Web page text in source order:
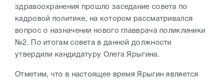
здравоохранения прошло заседание совета по
кадровой политике, на котором рассматривался
вопрос о назначении нового главврача поликлиники
№2. По итогам совета в данной должности
утвердили кандидатуру Олега Ярыгина.
Отметим, что в настоящее время Ярыгин является